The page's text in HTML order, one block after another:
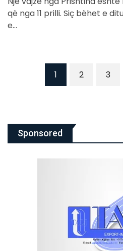
që nga 11 prilli. Siç bëhet e
e…
1 2 3
Sponsored